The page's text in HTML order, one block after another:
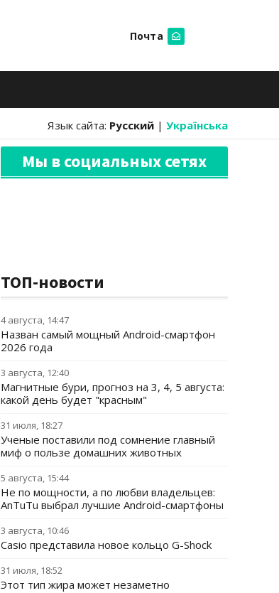
Почта
Язык сайта: Русский | Українська
Мы в социальных сетях
ТОП-новости
4 августа, 14:47
Назван самый мощный Android-смартфон
2026 года
3 августа, 12:40
Магнитные бури, прогноз на 3, 4, 5 августа:
какой день будет "красным"
31 июля, 18:27
Ученые поставили под сомнение главный
миф о пользе домашних животных
5 августа, 15:44
Не по мощности, а по любви владельцев:
AnTuTu выбрал лучшие Android-смартфоны
3 августа, 10:46
Casio представила новое кольцо G-Shock
31 июля, 18:52
Этот тип жира может незаметно